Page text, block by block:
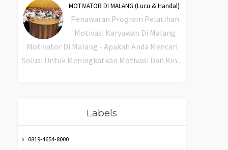
MOTIVATOR DI MALANG (Lucu & Handal)
Penawaran Program Pelatihan
Motivasi Karyawan Di Malang
Motivator Di Malang - Apakah Anda Mencari
Solusi Untuk Meningkatkan Motivasi Dan Kin...
Labels
0819-4654-8000